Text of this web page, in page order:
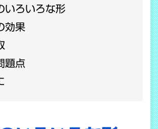
いろいろな形
効果
題点